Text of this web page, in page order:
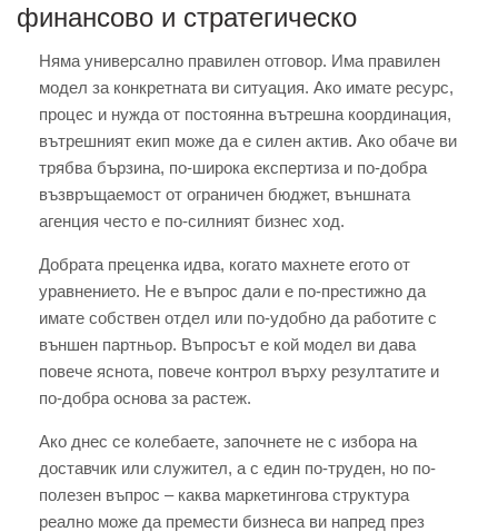
финансово и стратегическо
Няма универсално правилен отговор. Има правилен
модел за конкретната ви ситуация. Ако имате ресурс,
процес и нужда от постоянна вътрешна координация,
вътрешният екип може да е силен актив. Ако обаче ви
трябва бързина, по-широка експертиза и по-добра
възвръщаемост от ограничен бюджет, външната
агенция често е по-силният бизнес ход.
Добрата преценка идва, когато махнете егото от
уравнението. Не е въпрос дали е по-престижно да
имате собствен отдел или по-удобно да работите с
външен партньор. Въпросът е кой модел ви дава
повече яснота, повече контрол върху резултатите и
по-добра основа за растеж.
Ако днес се колебаете, започнете не с избора на
доставчик или служител, а с един по-труден, но по-
полезен въпрос – каква маркетингова структура
реално може да премести бизнеса ви напред през